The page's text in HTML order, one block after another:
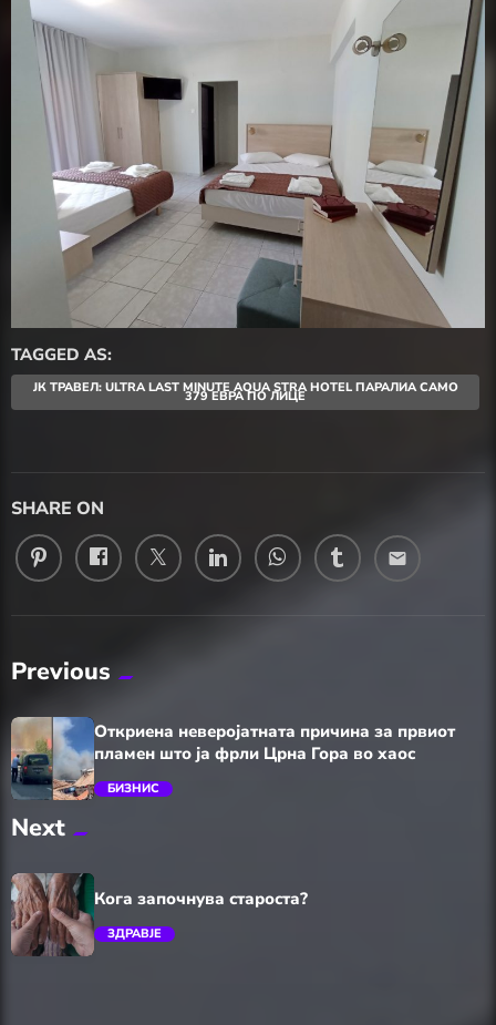
TAGGED AS:
ЈК ТРАВЕЛ: ULTRA LAST MINUTE AQUA STRA HOTEL ПАРАЛИА САМО
379 ЕВРА ПО ЛИЦЕ
SHARE ON
email
Previous
trending_flat
Откриена неверојатната причина за првиот
пламен што ја фрли Црна Гора во хаос
БИЗНИС
Next
Кога започнува староста?
ЗДРАВЈЕ